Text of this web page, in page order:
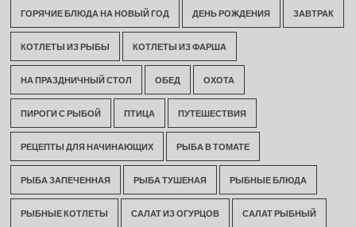
ГОРЯЧИЕ БЛЮДА НА НОВЫЙ ГОД ДЕНЬ РОЖДЕНИЯ ЗАВТРАК
КОТЛЕТЫ ИЗ РЫБЫ КОТЛЕТЫ ИЗ ФАРША
НА ПРАЗДНИЧНЫЙ СТОЛ ОБЕД ОХОТА
ПИРОГИ С РЫБОЙ ПТИЦА ПУТЕШЕСТВИЯ
РЕЦЕПТЫ ДЛЯ НАЧИНАЮЩИХ РЫБА В ТОМАТЕ
РЫБА ЗАПЕЧЕННАЯ РЫБА ТУШЕНАЯ РЫБНЫЕ БЛЮДА
РЫБНЫЕ КОТЛЕТЫ САЛАТ ИЗ ОГУРЦОВ САЛАТ РЫБНЫЙ